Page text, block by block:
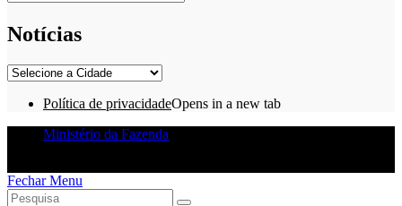
Notícias
Política de privacidadeOpens in a new tab
Ministério da Fazenda
Fechar Menu